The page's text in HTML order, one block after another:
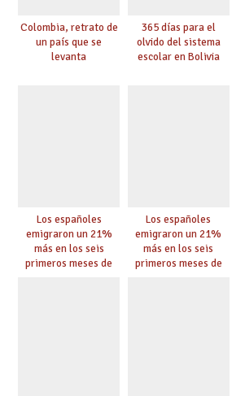
Colombia, retrato de
un país que se
levanta
365 días para el
olvido del sistema
escolar en Bolivia
Los españoles
emigraron un 21%
más en los seis
primeros meses de
Los españoles
emigraron un 21%
más en los seis
primeros meses de